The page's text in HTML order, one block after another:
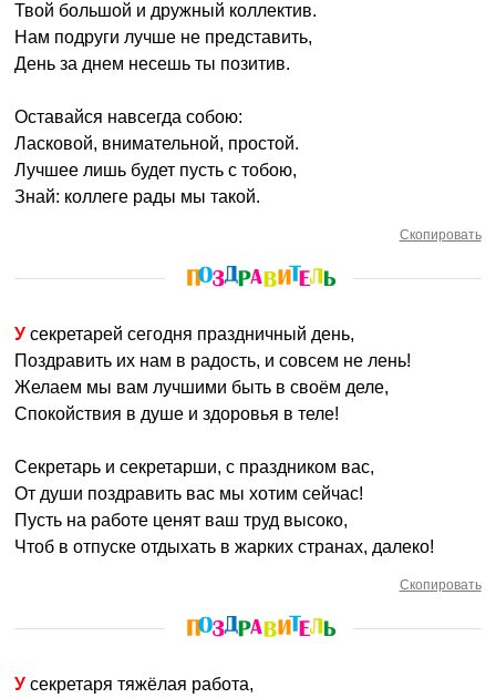
Твой большой и дружный коллектив.
Нам подруги лучше не представить,
День за днем несешь ты позитив.
Оставайся навсегда собою:
Ласковой, внимательной, простой.
Лучшее лишь будет пусть с тобою,
Знай: коллеге рады мы такой.
Скопировать
У секретарей сегодня праздничный день,
Поздравить их нам в радость, и совсем не лень!
Желаем мы вам лучшими быть в своём деле,
Спокойствия в душе и здоровья в теле!
Секретарь и секретарши, с праздником вас,
От души поздравить вас мы хотим сейчас!
Пусть на работе ценят ваш труд высоко,
Чтоб в отпуске отдыхать в жарких странах, далеко!
Скопировать
У секретаря тяжёлая работа,